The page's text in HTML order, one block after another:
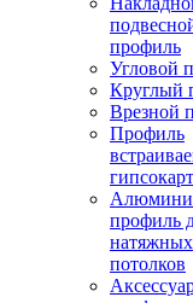
профиль
Угловой
Круглый
Врезной
Профиль
профиль
натяжных
потолков